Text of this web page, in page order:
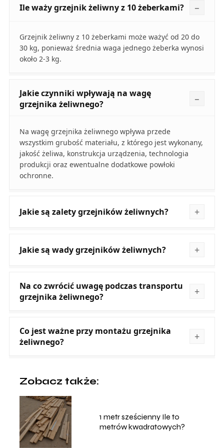
Ile waży grzejnik żeliwny z 10 żeberkami?
Grzejnik żeliwny z 10 żeberkami może ważyć od 20 do
30 kg, ponieważ średnia waga jednego żeberka wynosi
około 2-3 kg.
Jakie czynniki wpływają na wagę
grzejnika żeliwnego?
Na wagę grzejnika żeliwnego wpływa przede
wszystkim grubość materiału, z którego jest wykonany,
jakość żeliwa, konstrukcja urządzenia, technologia
produkcji oraz ewentualne dodatkowe powłoki
ochronne.
Jakie są zalety grzejników żeliwnych?
Jakie są wady grzejników żeliwnych?
Na co zwrócić uwagę podczas transportu
grzejnika żeliwnego?
Co jest ważne przy montażu grzejnika
żeliwnego?
Zobacz także:
1 metr sześcienny Ile to
metrów kwadratowych?